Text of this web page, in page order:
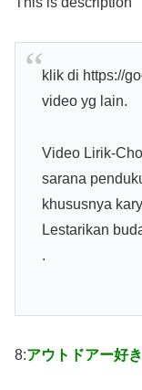
klik di https://
video yg lain.
Video Lirik-
sarana
khususnya
Lestarikan
.
8:アウトドアー好き